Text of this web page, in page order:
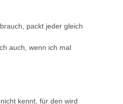
packt jeder gleich
auch, wenn ich mal
kennt, für den wird